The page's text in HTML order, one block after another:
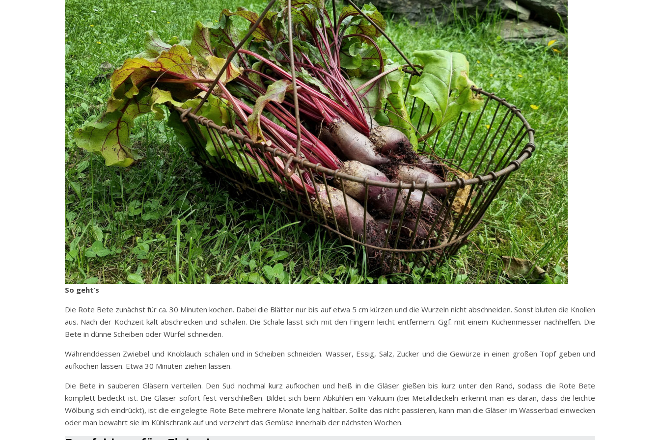
So geht‘s
Die Rote Bete zunächst für ca. 30 Minuten kochen. Dabei die Blätter nur bis auf etwa 5 cm kürzen und die Wurzeln nicht abschneiden. Sonst bluten die Knollen
aus. Nach der Kochzeit kalt abschrecken und schälen. Die Schale lässt sich mit den Fingern leicht entfernern. Ggf. mit einem Küchenmesser nachhelfen. Die
Bete in dünne Scheiben oder Würfel schneiden.
Währenddessen Zwiebel und Knoblauch schälen und in Scheiben schneiden. Wasser, Essig, Salz, Zucker und die Gewürze in einen großen Topf geben und
aufkochen lassen. Etwa 30 Minuten ziehen lassen.
Die Bete in sauberen Gläsern verteilen. Den Sud nochmal kurz aufkochen und heiß in die Gläser gießen bis kurz unter den Rand, sodass die Rote Bete
komplett bedeckt ist. Die Gläser sofort fest verschließen. Bildet sich beim Abkühlen ein Vakuum (bei Metalldeckeln erkennt man es daran, dass die leichte
Wölbung sich eindrückt), ist die eingelegte Rote Bete mehrere Monate lang haltbar. Sollte das nicht passieren, kann man die Gläser im Wasserbad einwecken
oder man bewahrt sie im Kühlschrank auf und verzehrt das Gemüse innerhalb der nächsten Wochen.